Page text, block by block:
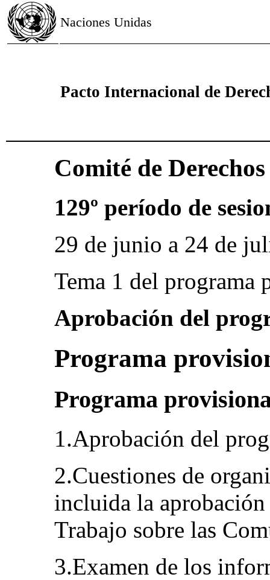
Naciones Unidas
Pacto Internacional de
Comité de
129º período de
29 de junio a 24 de
Tema 1 del programa
Aprobación del
Programa
Programa
1.Aprobación del
2.Cuestiones de
incluida la
Trabajo sobre las
3.Examen de los